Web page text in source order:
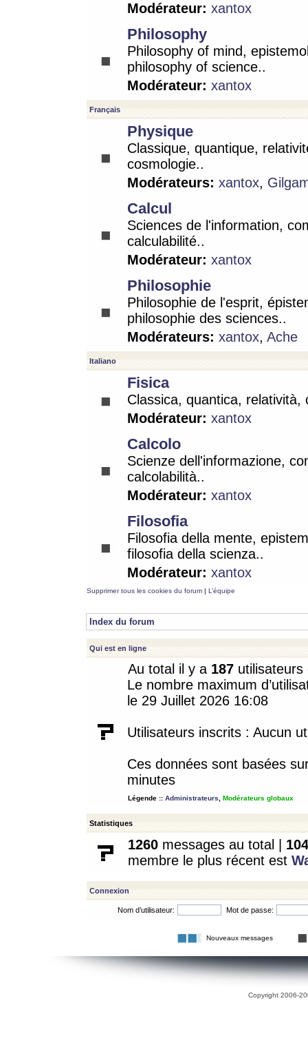
Modérateur: xantox
Philosophy
Philosophy of mind,
philosophy of science..
Modérateur: xantox
Français
Physique
Classique, quantique,
cosmologie..
Modérateurs: xantox,
Calcul
Sciences de l'information,
calculabilité..
Modérateur: xantox
Philosophie
Philosophie de l'esprit,
philosophie des sciences..
Modérateurs: xantox, Ache
Italiano
Fisica
Classica, quantica, relatività,
Modérateur: xantox
Calcolo
Scienze dell'informazione,
calcolabilità..
Modérateur: xantox
Filosofia
Filosofia della mente,
filosofia della scienza..
Modérateur: xantox
Supprimer tous les cookies du forum | L’équipe
Index du forum
Qui est en ligne
Au total il y a 187
Le nombre maximum
le 29 Juillet 2026 16:08
Utilisateurs inscrits : Aucun
Ces données sont basées
minutes
Légende :: Administrateurs Modérateurs globaux
Statistiques
1260 messages au total | 104
membre le plus récent est
Connexion
Nom d’utilisateur: Mot de passe:
Nouveaux messages
Copyright 2006-